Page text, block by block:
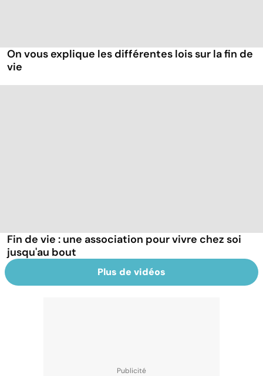
On vous explique les différentes lois sur la fin de
vie
Fin de vie : une association pour vivre chez soi
jusqu'au bout
Plus de vidéos